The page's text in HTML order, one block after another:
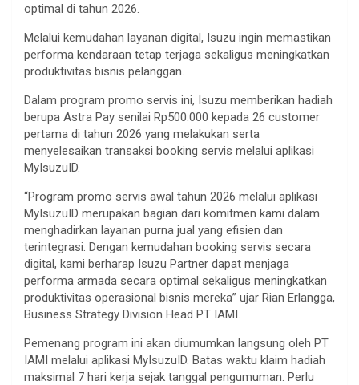
optimal di tahun 2026.
Melalui kemudahan layanan digital, Isuzu ingin memastikan
performa kendaraan tetap terjaga sekaligus meningkatkan
produktivitas bisnis pelanggan.
Dalam program promo servis ini, Isuzu memberikan hadiah
berupa Astra Pay senilai Rp500.000 kepada 26 customer
pertama di tahun 2026 yang melakukan serta
menyelesaikan transaksi booking servis melalui aplikasi
MyIsuzuID.
“Program promo servis awal tahun 2026 melalui aplikasi
MyIsuzuID merupakan bagian dari komitmen kami dalam
menghadirkan layanan purna jual yang efisien dan
terintegrasi. Dengan kemudahan booking servis secara
digital, kami berharap Isuzu Partner dapat menjaga
performa armada secara optimal sekaligus meningkatkan
produktivitas operasional bisnis mereka” ujar Rian Erlangga,
Business Strategy Division Head PT IAMI.
Pemenang program ini akan diumumkan langsung oleh PT
IAMI melalui aplikasi MyIsuzuID. Batas waktu klaim hadiah
maksimal 7 hari kerja sejak tanggal pengumuman. Perlu